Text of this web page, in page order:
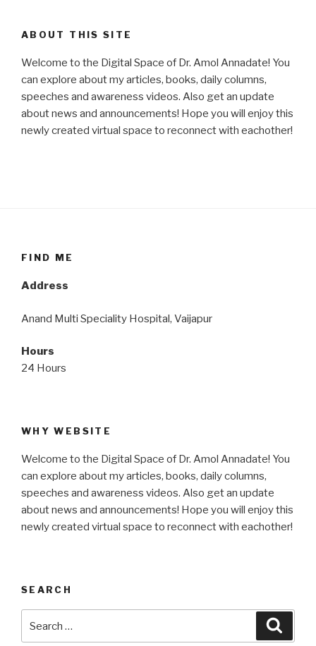
ABOUT THIS SITE
Welcome to the Digital Space of Dr. Amol Annadate! You
can explore about my articles, books, daily columns,
speeches and awareness videos. Also get an update
about news and announcements! Hope you will enjoy this
newly created virtual space to reconnect with eachother!
FIND ME
Address
Anand Multi Speciality Hospital, Vaijapur
Hours
24 Hours
WHY WEBSITE
Welcome to the Digital Space of Dr. Amol Annadate! You
can explore about my articles, books, daily columns,
speeches and awareness videos. Also get an update
about news and announcements! Hope you will enjoy this
newly created virtual space to reconnect with eachother!
SEARCH
for: